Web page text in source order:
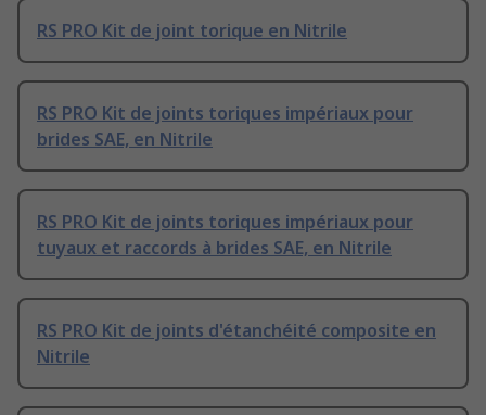
RS PRO Kit de joint torique en Nitrile
RS PRO Kit de joints toriques impériaux pour
brides SAE, en Nitrile
RS PRO Kit de joints toriques impériaux pour
tuyaux et raccords à brides SAE, en Nitrile
RS PRO Kit de joints d'étanchéité composite en
Nitrile